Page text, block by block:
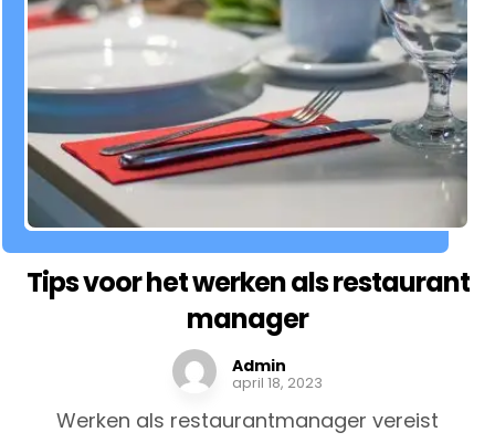
Tips voor het werken als restaurant
manager
Admin
april 18, 2023
Werken als restaurantmanager vereist